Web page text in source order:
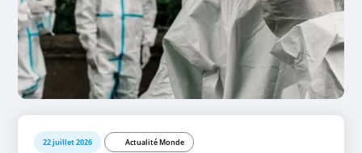
22 juillet 2026 Actualité Monde